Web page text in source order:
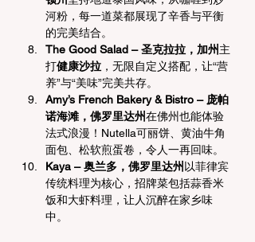
河粉，每一道菜都展现了辛香与平衡
的完美结合。
The Good Salad – 圣克拉拉，加州主
打健康沙拉 ，无限自定义搭配，让“营
养”与“美味”完美共存。
Amy’s French Bakery & Bistro – 庞帕
诺海滩，佛罗里达州在佛州也能体验
法式浪漫！Nutella可丽饼、黄油牛角
面包、松软煎蛋卷，令人一再回味。
Kaya – 奥兰多，佛罗里达州 以菲律宾
传统料理为核心，招牌菜包括蒜香米
饭和大虾料理，让人沉醉在家乡味
中。